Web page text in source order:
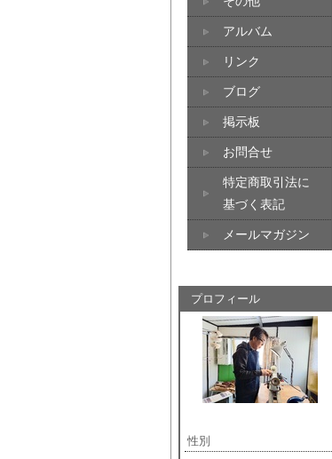
アルバム
リンク
ブログ
掲示板
お問合せ
特定商取引法に
基づく表記
メールマガジン
プロフィール
性別